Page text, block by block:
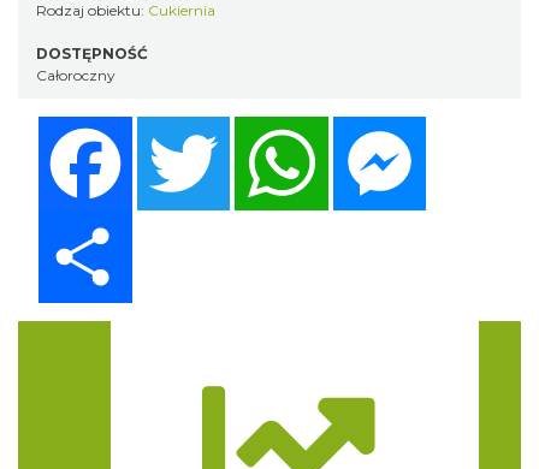
Rodzaj obiektu: Cukiernia
DOSTĘPNOŚĆ
Całoroczny
Twitter WhatsApp